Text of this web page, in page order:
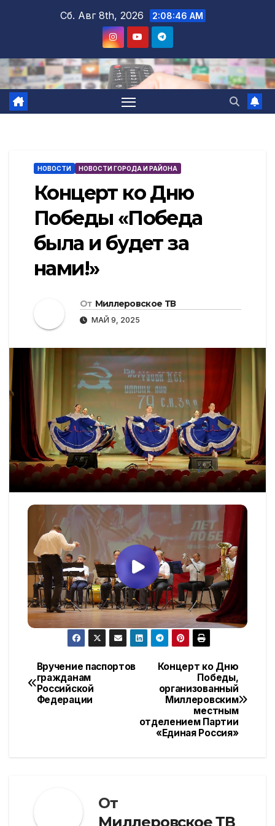
Сб. Авг 8th, 2026 2:08:47 AM
НОВОСТИ НОВОСТИ ГОРОДА И РАЙОНА
Концерт ко Дню
Победы «Победа
была и будет за
нами!»
От Миллеровское ТВ
МАЙ 9, 2025
Навигация
по
Концерт ко Дню
Победы,
организованный
Миллеровским
местным
отделением Партии
«Единая Россия»
Вручение паспортов
гражданам
Российской
Федерации
От
Миллеровское ТВ